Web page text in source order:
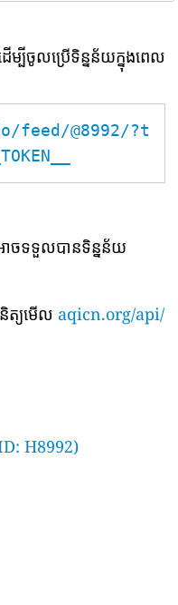
ើម្បីចូលប្រើទិន្នន័យក្នុងពេល
@8992/?t
ាចទទួលបានទិន្នន័យ
ត្យមើល aqicn.org/api/
H8992)